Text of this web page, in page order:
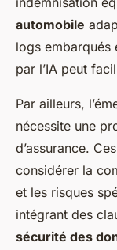
automobile
logs embarqués
par l’IA peut
Par ailleurs,
nécessite une
d’assurance.
considérer la
et les risques
intégrant des
sécurité des